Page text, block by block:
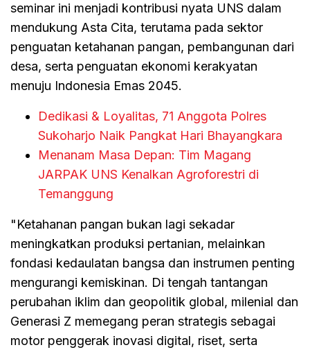
seminar ini menjadi kontribusi nyata UNS dalam
mendukung Asta Cita, terutama pada sektor
penguatan ketahanan pangan, pembangunan dari
desa, serta penguatan ekonomi kerakyatan
menuju Indonesia Emas 2045.
Dedikasi & Loyalitas, 71 Anggota Polres
Sukoharjo Naik Pangkat Hari Bhayangkara
Menanam Masa Depan: Tim Magang
JARPAK UNS Kenalkan Agroforestri di
Temanggung
"Ketahanan pangan bukan lagi sekadar
meningkatkan produksi pertanian, melainkan
fondasi kedaulatan bangsa dan instrumen penting
mengurangi kemiskinan. Di tengah tantangan
perubahan iklim dan geopolitik global, milenial dan
Generasi Z memegang peran strategis sebagai
motor penggerak inovasi digital, riset, serta